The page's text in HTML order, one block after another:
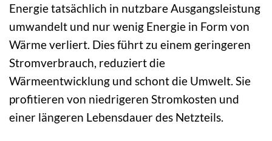
Energie tatsächlich in nutzbare Ausgangsleistung
umwandelt und nur wenig Energie in Form von
Wärme verliert. Dies führt zu einem geringeren
Stromverbrauch, reduziert die
Wärmeentwicklung und schont die Umwelt. Sie
profitieren von niedrigeren Stromkosten und
einer längeren Lebensdauer des Netzteils.